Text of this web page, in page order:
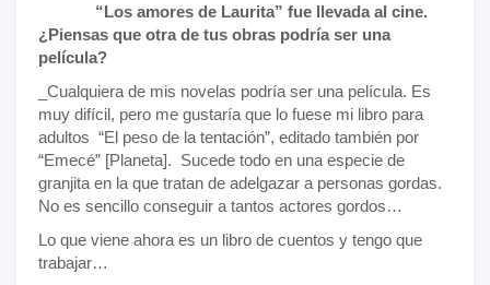
“Los amores de Laurita” fue llevada al cine.
¿Piensas que otra de tus obras podría ser una
película?
_Cualquiera de mis novelas podría ser una película. Es
muy difícil, pero me gustaría que lo fuese mi libro para
adultos “El peso de la tentación”, editado también por
“Emecé” [Planeta]. Sucede todo en una especie de
granjita en la que tratan de adelgazar a personas gordas.
No es sencillo conseguir a tantos actores gordos…
Lo que viene ahora es un libro de cuentos y tengo que
trabajar…